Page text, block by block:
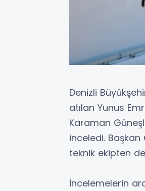
Denizli
atılan Yunus
Karaman
inceledi.
teknik ekipten
İncelemelerin